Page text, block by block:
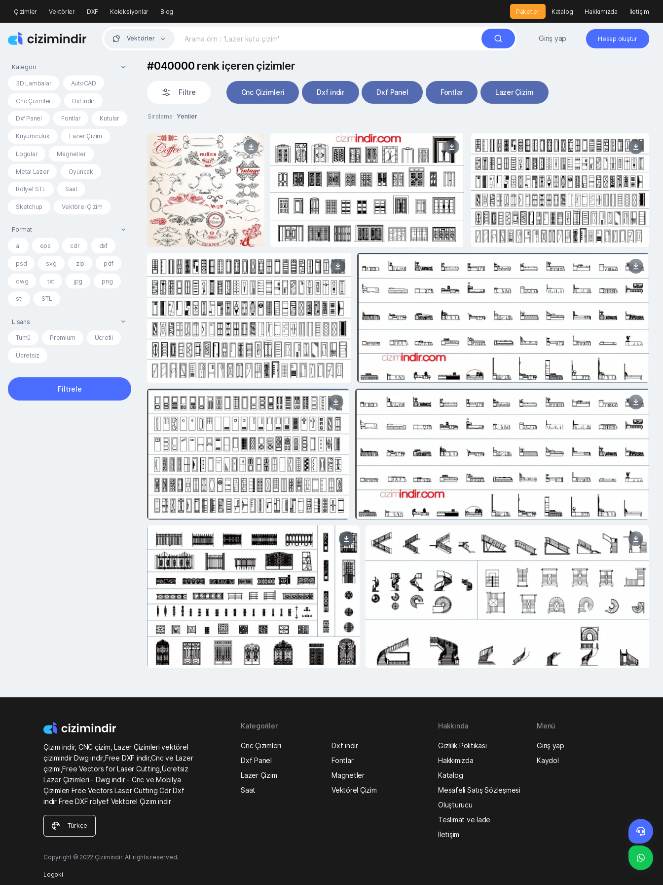
Çizimler Vektörler DXF Koleksiyonlar Blog Paketler Katalog Hakkımızda İletişim
Vektörler Giriş yap Hesap oluştur
Kategori
3D Lambalar AutoCAD
Cnc Çizimleri Dxf indir
Dxf Panel Fontlar Kutular
Kuyumculuk Lazer Çizim
Logolar Magnetler
Metal Lazer Oyuncak
Rölyef STL Saat
Sketchup Vektörel Çizim
Format
ai eps cdr dxf
psd svg zip pdf
dwg txt jpg png
stl STL
Lisans
Tümü Premium Ücretli
Ücretsiz
Filtrele
#040000 renk içeren çizimler
Filtre Cnc Çizimleri Dxf indir Dxf Panel Fontlar Lazer Çizim
Sıralama Yeniler
Çizim indir, CNC çizim, Lazer Çizimleri vektörel
çizimindir Dwg indir,Free DXF indir,Cnc ve Lazer
çizimi,Free Vectors for Laser Cutting,Ücretsiz
Lazer Çizimleri - Dwg indir - Cnc ve Mobilya
Çizimleri Free Vectors Laser Cutting Cdr Dxf
indir Free DXF rölyef Vektörel Çizim indir
Türkçe
Copyright © 2022 Çizimindir. All rights reserved.
Logoki
Kategoriler
Cnc Çizimleri
Dxf indir
Dxf Panel
Fontlar
Lazer Çizim
Magnetler
Saat
Vektörel Çizim
Hakkında
Gizlilik Politikası
Hakkımızda
Katalog
Mesafeli Satış Sözleşmesi
Oluşturucu
Teslimat ve İade
İletişim
Menü
Giriş yap
Kaydol